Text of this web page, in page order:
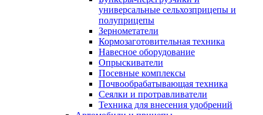
универсальные сельхозприцепы и
полуприцепы
Зернометатели
Кормозаготовительная техника
Навесное оборудование
Опрыскиватели
Посевные комплексы
Почвообрабатывающая техника
Сеялки и протравливатели
Техника для внесения удобрений